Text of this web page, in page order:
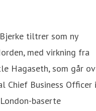
tiltrer som ny
med virkning fra
Hagaseth, som går
Chief Business Officer i
baserte